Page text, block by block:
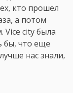
кто прошел
а потом
city была
бы, что еще
нас знали,